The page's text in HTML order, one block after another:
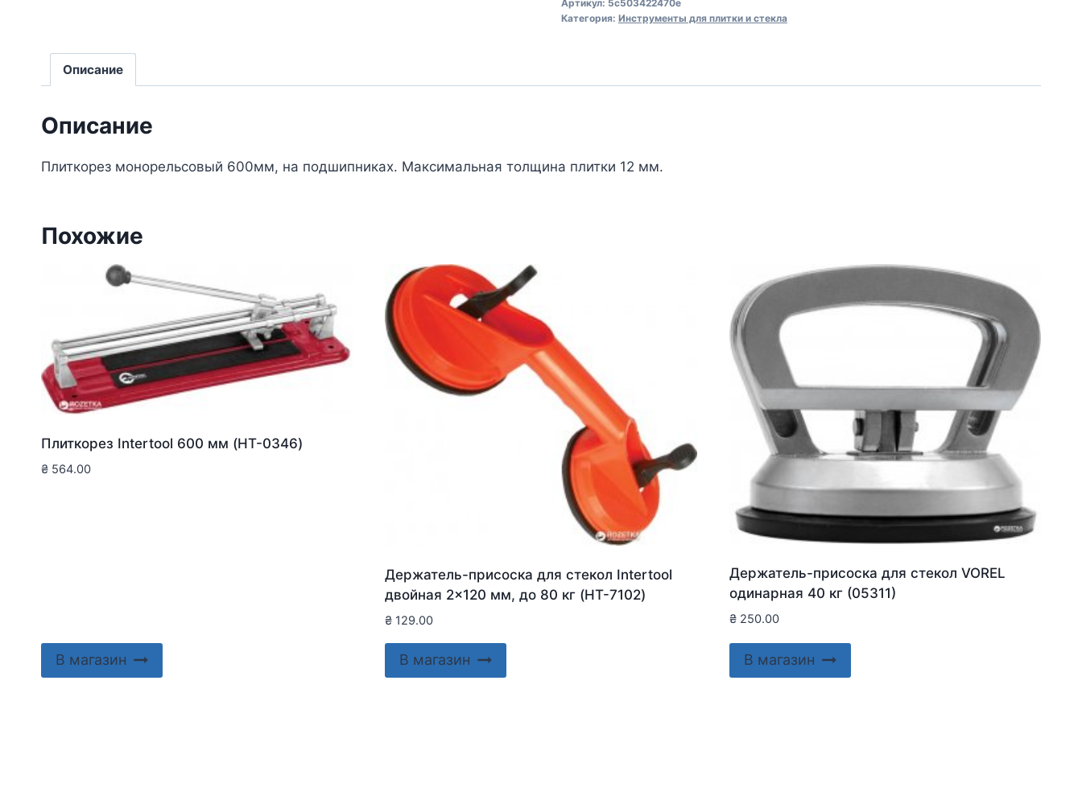
Артикул: 5c503422470e
Категория: Инструменты для плитки и стекла
Описание
Описание
Плиткорез монорельсовый 600мм, на подшипниках. Максимальная толщина плитки 12 мм.
Похожие
Плиткорез Intertool 600 мм (HT-0346)
₴ 564.00
В магазин
Держатель-присоска для стекол Intertool
двойная 2×120 мм, до 80 кг (HT-7102)
₴ 129.00
В магазин
Держатель-присоска для стекол VOREL
одинарная 40 кг (05311)
₴250.00
В магазин